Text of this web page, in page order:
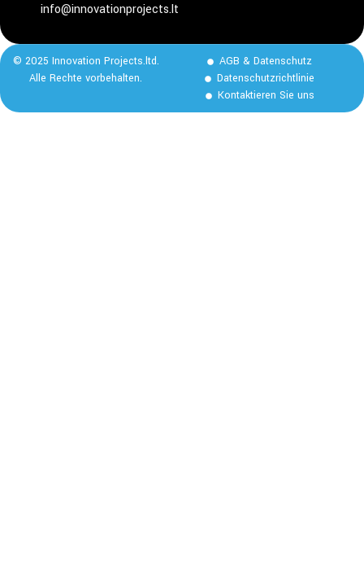
info@innovationprojects.lt
© 2025 Innovation Projects.ltd.
Alle Rechte vorbehalten.
AGB & Datenschutz
Datenschutzrichtlinie
Kontaktieren Sie uns